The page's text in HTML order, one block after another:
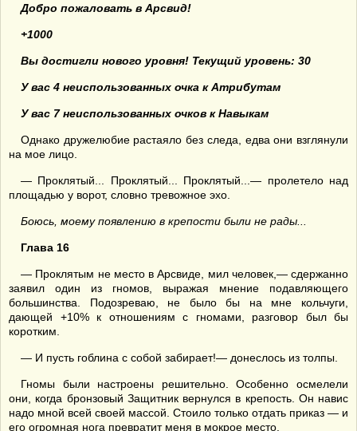
Добро пожаловать в Арсвид!
+1000
Вы достигли нового уровня! Текущий уровень: 30
У вас 4 неиспользованных очка к Атрибутам
У вас 7 неиспользованных очков к Навыкам
Однако дружелюбие растаяло без следа, едва они взглянули
на мое лицо.
— Проклятый... Проклятый... Проклятый...— пролетело над
площадью у ворот, словно тревожное эхо.
Боюсь, моему появлению в крепости были не рады...
Глава 16
— Проклятым не место в Арсвиде, мил человек,— сдержанно
заявил один из гномов, выражая мнение подавляющего
большинства. Подозреваю, не было бы на мне кольчуги,
дающей +10% к отношениям с гномами, разговор был бы
коротким.
— И пусть гоблина с собой забирает!— донеслось из толпы.
Гномы были настроены решительно. Особенно осмелели
они, когда бронзовый Защитник вернулся в крепость. Он навис
надо мной всей своей массой. Стоило только отдать приказ — и
его огромная нога превратит меня в мокрое место.